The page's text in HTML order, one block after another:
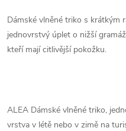
Dámské vlněné triko s krátkým
jednovrstvý úplet o nižší
kteří mají citlivější pokožku.
ALEA Dámské vlněné triko,
vrstva v létě nebo v zimě na